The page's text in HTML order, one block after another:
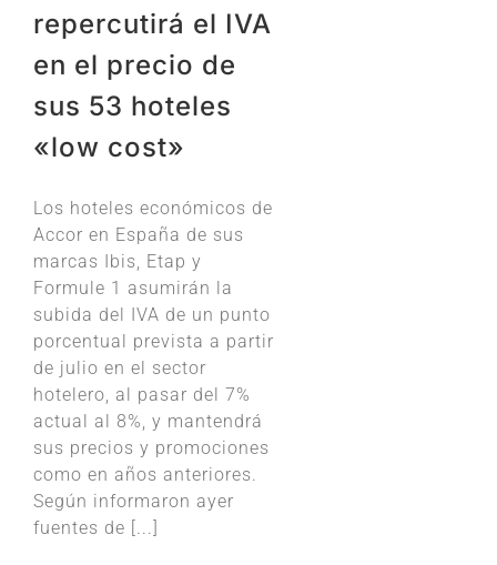
repercutirá el IVA
en el precio de
sus 53 hoteles
«low cost»
Los hoteles económicos de
Accor en España de sus
marcas Ibis, Etap y
Formule 1 asumirán la
subida del IVA de un punto
porcentual prevista a partir
de julio en el sector
hotelero, al pasar del 7%
actual al 8%, y mantendrá
sus precios y promociones
como en años anteriores.
Según informaron ayer
fuentes de [...]